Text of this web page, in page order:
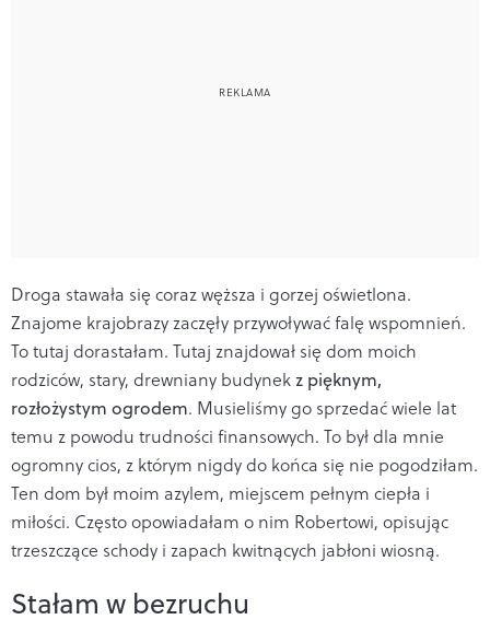
Droga stawała się coraz węższa i gorzej oświetlona.
Znajome krajobrazy zaczęły przywoływać falę wspomnień.
To tutaj dorastałam. Tutaj znajdował się dom moich
rodziców, stary, drewniany budynekz pięknym,
rozłożystym ogrodem. Musieliśmy go sprzedać wiele lat
temu z powodu trudności finansowych. To był dla mnie
ogromny cios, z którym nigdy do końca się nie pogodziłam.
Ten dom był moim azylem, miejscem pełnym ciepła i
miłości. Często opowiadałam o nim Robertowi, opisując
trzeszczące schody i zapach kwitnących jabłoni wiosną.
Stałam w bezruchu